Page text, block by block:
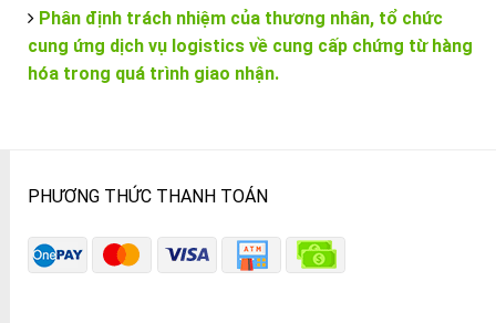
Phân định trách nhiệm của thương nhân, tổ chức
cung ứng dịch vụ logistics về cung cấp chứng từ hàng
hóa trong quá trình giao nhận.
PHƯƠNG THỨC THANH TOÁN